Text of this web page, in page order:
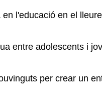
l'educació en el
entre adolescents i
per crear un